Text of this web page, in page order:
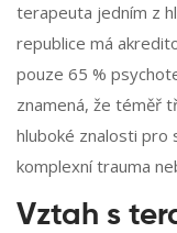
terapeuta jedním z
republice má
pouze 65 %
znamená, že téměř
hluboké znalosti pro
komplexní trauma
Vztah s